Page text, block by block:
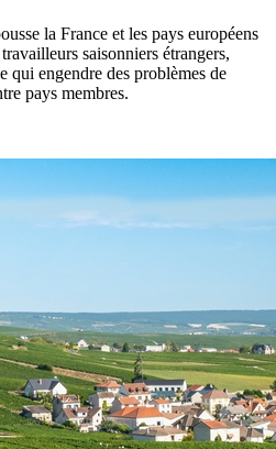
la France et les pays européens
saisonniers étrangers,
qui engendre des problèmes de
pays membres.